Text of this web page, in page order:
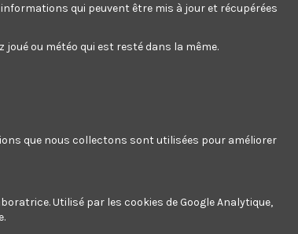
qui peuvent être mis à jour et récupérées
ou météo qui est resté dans la même.
que nous collectons sont utilisées pour améliorer
Utilisé par les cookies de Google Analytique,